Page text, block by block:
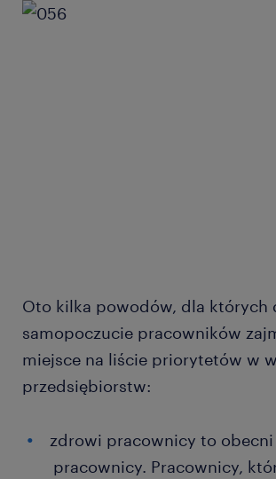
Oto kilka powodów, dla których
samopoczucie pracowników
miejsce na liście priorytetów w
przedsiębiorstw:
zdrowi pracownicy to obecni
pracownicy. Pracownicy,